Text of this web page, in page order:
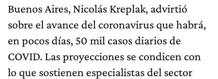
Buenos Aires, Nicolás Kreplak, advirtió
sobre el avance del coronavirus que habrá,
en pocos días, 50 mil casos diarios de
COVID. Las proyecciones se condicen con
lo que sostienen especialistas del sector